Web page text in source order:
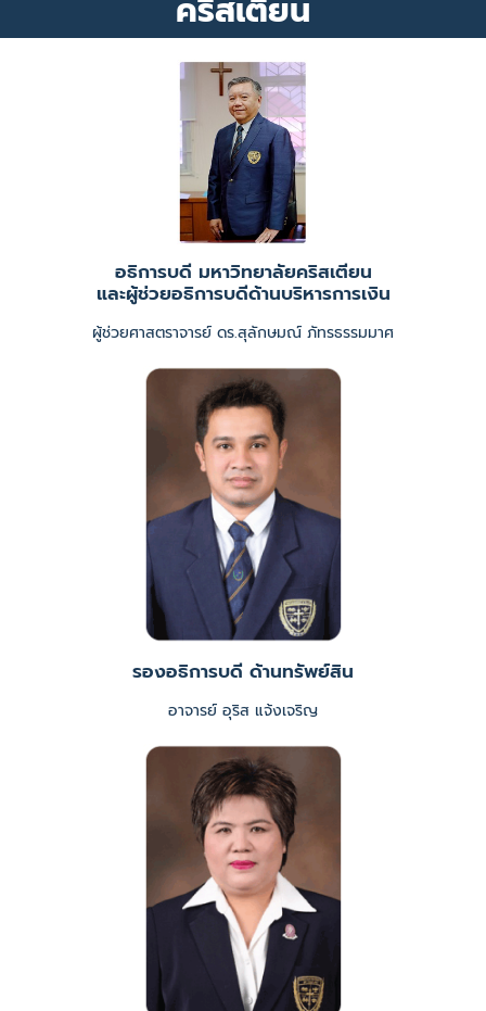
คริสเตียน
อธิการบดี มหาวิทยาลัยคริสเตียน
และผู้ช่วยอธิการบดีด้านบริหารการเงิน
ผู้ช่วยศาสตราจารย์ ดร.สุลักษมณ์ ภัทรธรรมมาศ
รองอธิการบดี ด้านทรัพย์สิน
อาจารย์ อุริส แจ้งเจริญ